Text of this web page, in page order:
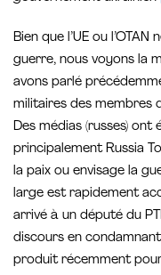
Bien que l’UE ou
guerre, nous voyons la
avons parlé
militaires des membres
Des médias (russes)
principalement Russia
la paix ou envisage la
large est rapidement
arrivé à un député du
discours en
produit récemment